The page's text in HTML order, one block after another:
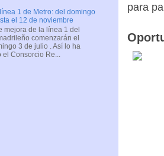
para
1 de Metro: del domingo
el 12 de noviembre
mejora de la línea 1 del
comenzarán el
3 de julio . Así lo ha
el Consorcio Re...